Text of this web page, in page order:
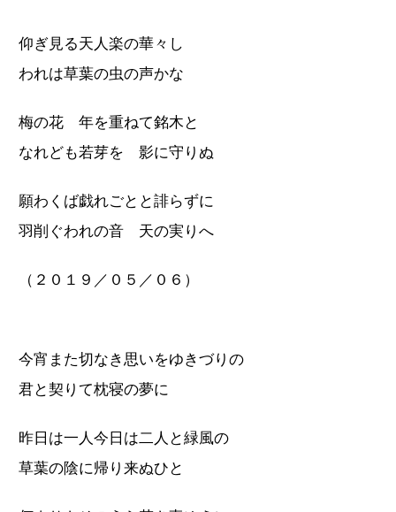
仰ぎ見る天人楽の華々し
われは草葉の虫の声かな
梅の花 年を重ねて銘木と
なれども若芽を 影に守りぬ
願わくば戯れごとと誹らずに
羽削ぐわれの音 天の実りへ
（２０１９／０５／０６）
今宵また切なき思いをゆきづりの
君と契りて枕寝の夢に
昨日は一人今日は二人と緑風の
草葉の陰に帰り来ぬひと